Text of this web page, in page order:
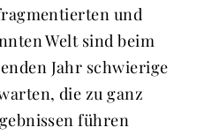
und
Welt sind beim
Jahr schwierige
die zu ganz
führen